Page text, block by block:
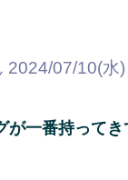
2024/07/10(水
が一番持って